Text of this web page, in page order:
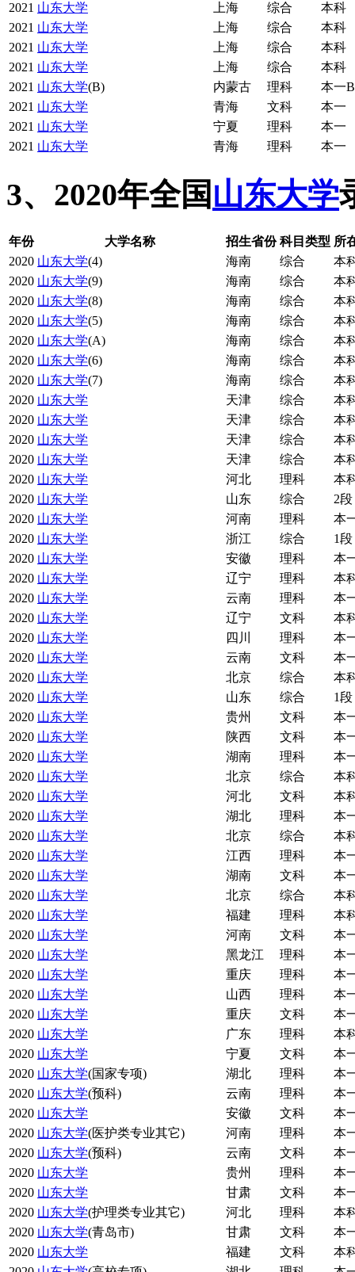
2021 山东大学 上海 综合
本科
2021 山东大学 上海 综合
本科
2021 山东大学 上海 综合
本科
2021 山东大学 上海 综合
本科
2021 山东大学(B) 内蒙古 理科
本一B
2021 山东大学 青海 文科
本一
2021 山东大学 宁夏 理科
本一
2021 山东大学 青海 理科 本一
3、2020年全国 山东大学
年份 大学名称 招生省份 科目类型 所
2020 山东大学(4) 海南 综合
本
2020 山东大学(9) 海南 综合
本
2020 山东大学(8) 海南 综合
本
2020 山东大学(5) 海南 综合
本
2020 山东大学(A) 海南 综合
本
2020 山东大学(6) 海南 综合
本
2020 山东大学(7) 海南 综合
本
2020 山东大学 天津 综合
本
2020 山东大学 天津 综合
本
2020 山东大学 天津 综合
本
2020 山东大学 天津 综合
本
2020 山东大学 河北 理科
本
2020 山东大学 山东 综合
2段
2020 山东大学 河南 理科
本
2020 山东大学 浙江 综合
1段
2020 山东大学 安徽 理科
本
2020 山东大学 辽宁 理科
本
2020 山东大学 云南 理科
本
2020 山东大学 辽宁 文科
本
2020 山东大学 四川 理科
本
2020 山东大学 云南 文科
本
2020 山东大学 北京 综合
本
2020 山东大学 山东 综合
1段
2020 山东大学 贵州 文科
本
2020 山东大学 陕西 文科
本
2020 山东大学 湖南 理科
本
2020 山东大学 北京 综合
本
2020 山东大学 河北 文科
本
2020 山东大学 湖北 理科
本
2020 山东大学 北京 综合
本
2020 山东大学 江西 理科
本
2020 山东大学 湖南 文科
本
2020 山东大学 北京 综合
本
2020 山东大学 福建 理科
本
2020 山东大学 河南 文科
本
2020 山东大学 黑龙江 理科
本
2020 山东大学 重庆 理科
本
2020 山东大学 山西 理科
本
2020 山东大学 重庆 文科
本
2020 山东大学 广东 理科
本
2020 山东大学 宁夏 文科
本
2020 山东大学(国家专项) 湖北 理科
本
2020 山东大学(预科) 云南 理科
本
2020 山东大学 安徽 文科
本
2020 山东大学(医护类专业其它) 河南 理科
本
2020 山东大学(预科) 云南 文科
本
2020 山东大学 贵州 理科
本
2020 山东大学 甘肃 文科
本
2020 山东大学(护理类专业其它) 河北 理科
本
2020 山东大学(青岛市) 甘肃 文科
本
2020 山东大学 福建 文科
本